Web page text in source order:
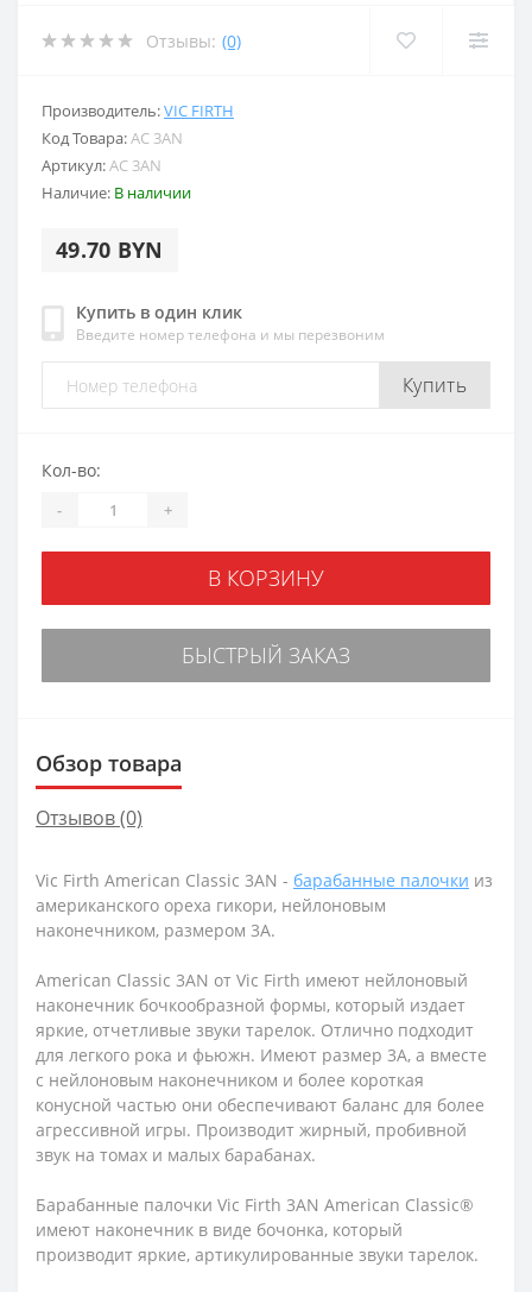
Отзывы: (0)
Производитель:VIC FIRTH
Код Товара:AC 3AN
Артикул:AC 3AN
Наличие: В наличии
49.70 BYN
Купить в один клик
Введите номер телефона и мы перезвоним
Купить
Кол-во:
- +
В КОРЗИНУ
БЫСТРЫЙ ЗАКАЗ
Обзор товара
Отзывов (0)
Vic Firth American Classic 3AN - барабанные палочки из
американского ореха гикори, нейлоновым
наконечником, размером 3А.
American Classic 3AN от Vic Firth имеют нейлоновый
наконечник бочкообразной формы, который издает
яркие, отчетливые звуки тарелок. Отлично подходит
для легкого рока и фьюжн. Имеют размер 3А, а вместе
с нейлоновым наконечником и более короткая
конусной частью они обеспечивают баланс для более
агрессивной игры. Производит жирный, пробивной
звук на томах и малых барабанах.
Барабанные палочки Vic Firth 3AN American Classic®
имеют наконечник в виде бочонка, который
производит яркие, артикулированные звуки тарелок.